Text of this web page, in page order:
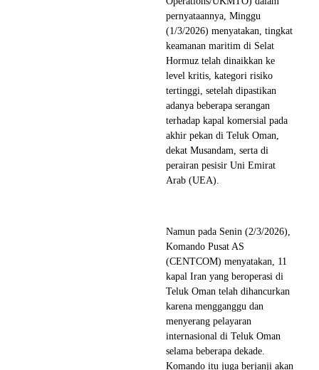
pernyataannya, Minggu
(1/3/2026) menyatakan, tingkat
keamanan maritim di Selat
Hormuz telah dinaikkan ke
level kritis, kategori risiko
tertinggi, setelah dipastikan
adanya beberapa serangan
terhadap kapal komersial pada
akhir pekan di Teluk Oman,
dekat Musandam, serta di
perairan pesisir Uni Emirat
Arab (UEA).
Namun pada Senin (2/3/2026),
Komando Pusat AS
(CENTCOM) menyatakan, 11
kapal Iran yang beroperasi di
Teluk Oman telah dihancurkan
karena mengganggu dan
menyerang pelayaran
internasional di Teluk Oman
selama beberapa dekade.
Komando itu juga berjanji akan